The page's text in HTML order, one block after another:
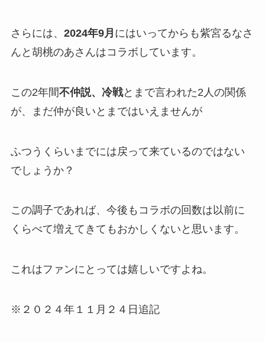
さらには、 2024年9月 にはいってからも紫宮るなさ
んと胡桃のあさんはコラボ しています。
この2年間不仲説、冷戦とまで言われた2人の関係
が、まだ仲が良いとまではいえませんが
ふつうくらい までには戻って来ているのではない
でしょうか？
この調子であれば、今後もコラボの回数は以前に
くらべて増えてきてもおかしくない と思います。
これはファンにとっては嬉しいですよね。
※ ２０２４年１１月２４日追記